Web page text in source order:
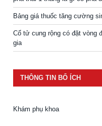
Bảng giá thuốc tăng cường
Cổ tử cung rộng có đặt vòng
gia
THÔNG TIN BỔ ÍCH
Khám phụ khoa